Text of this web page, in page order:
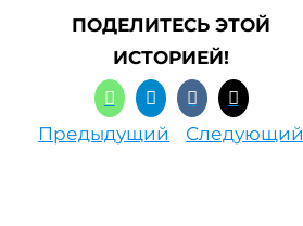
ПОДЕЛИТЕСЬ ЭТОЙ
ИСТОРИЕЙ!
Предыдущий Следующий